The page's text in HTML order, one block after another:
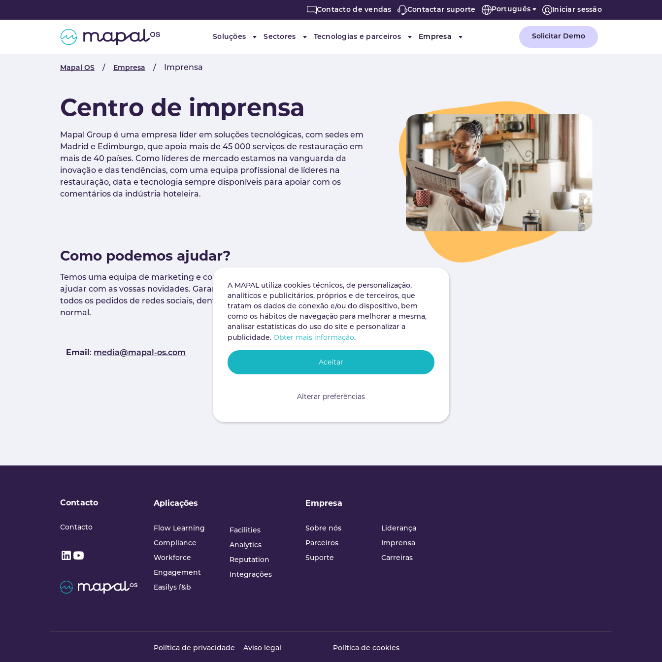
Contacto de vendas Contactar suporte Português Iniciar sessão
Soluções
Submenu for "Soluções"
Sectores
Submenu for "Sectores"
Tecnologias e parceiros
Submenu for "Tecnologias e parceiros"
Empresa
Submenu for "Empresa"
Solicitar Demo
You are here:
Mapal OS Empresa Imprensa
Centro de imprensa
Mapal Group é uma empresa líder em soluções tecnológicas, com sedes em
Madrid e Edimburgo, que apoia mais de 45 000 serviços de restauração em
mais de 40 países. Como líderes de mercado estamos na vanguarda da
inovação e das tendências, com uma equipa profissional de líderes na
restauração, data e tecnologia sempre disponíveis para apoiar com os
comentários da indústria hoteleira.
Como podemos ajudar?
Temos uma equipa de marketing e comunicações especializada para vos
ajudar com as vossas novidades. Garantimos resposta em duas horas a
todos os pedidos de redes sociais, dentro do horário de funcionamento
normal.
Email: media@mapal-os.com
Contacto
Contacto
Aplicações
Flow Learning
Compliance
Workforce
Engagement
Easilys f&b
Facilities
Analytics
Reputation
Integrações
Empresa
Sobre nós
Parceiros
Suporte
Liderança
Imprensa
Carreiras
Política de privacidade Aviso legal Política de cookies
A MAPAL utiliza cookies técnicos, de personalização,
analíticos e publicitários, próprios e de terceiros, que
tratam os dados de conexão e/ou do dispositivo, bem
como os hábitos de navegação para melhorar a mesma,
analisar estatísticas do uso do site e personalizar a
publicidade. Obter mais informação.
Alterar preferências
Aceitar